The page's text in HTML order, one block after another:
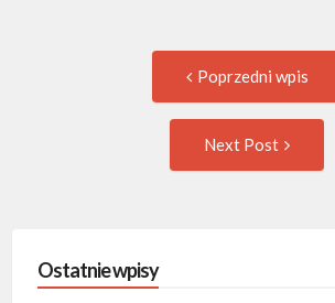
navigation
Poprzedni wpis
Next Post
Ostatnie wpisy